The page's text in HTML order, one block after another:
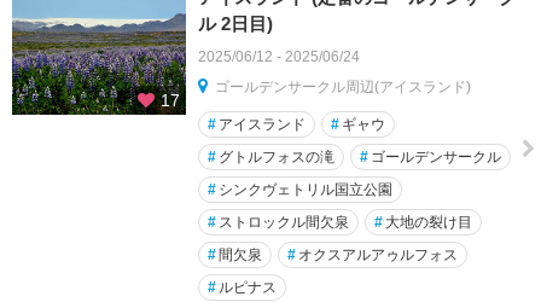
17
ル 2日目)
2025/06/12 - 2025/06/24
ゴールデンサークル周辺(アイスランド)
# アイスランド # ギャウ
# グトルフォスの滝 # ゴールデンサークル
# シンクヴェトリル国立公園
# ストロックル間欠泉 # 大地の裂け目
# 間欠泉 # オクスアルアゥルフォス
# ルピナス